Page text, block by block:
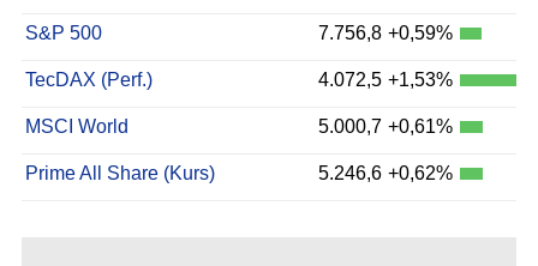
S&P 500 7.756,8 +0,59%
TecDAX (Perf.) 4.072,5 +1,53%
MSCI World 5.000,7 +0,61%
Prime All Share (Kurs) 5.246,6 +0,62%